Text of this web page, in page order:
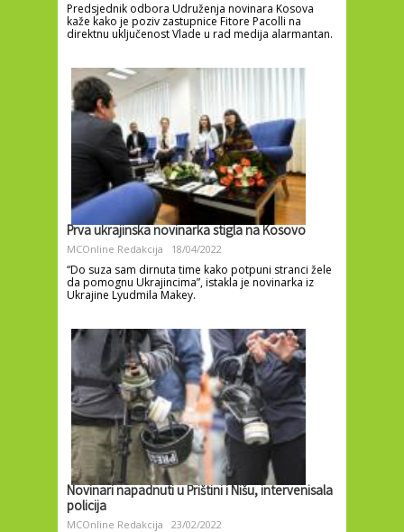
Predsjednik odbora Udruženja novinara Kosova
kaže kako je poziv zastupnice Fitore Pacolli na
direktnu uključenost Vlade u rad medija alarmantan.
Prva ukrajinska novinarka stigla na Kosovo
MCOnline Redakcija 18/04/2022
“Do suza sam dirnuta time kako potpuni stranci žele
da pomognu Ukrajincima”, istakla je novinarka iz
Ukrajine Lyudmila Makey.
Novinari napadnuti u Prištini i Nišu, intervenisala
policija
MCOnline Redakcija 23/02/2022